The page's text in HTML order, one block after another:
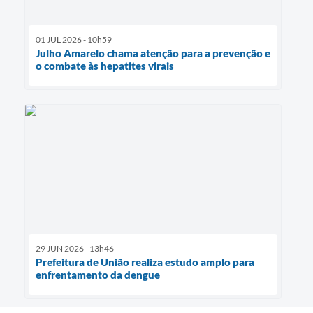
01 JUL 2026 - 10h59
Julho Amarelo chama atenção para a prevenção e
o combate às hepatites virais
29 JUN 2026 - 13h46
Prefeitura de União realiza estudo amplo para
enfrentamento da dengue